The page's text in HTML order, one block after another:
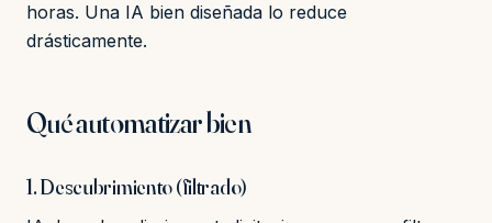
horas. Una IA bien diseñada lo reduce
drásticamente.
Qué automatizar bien
1. Descubrimiento (filtrado)